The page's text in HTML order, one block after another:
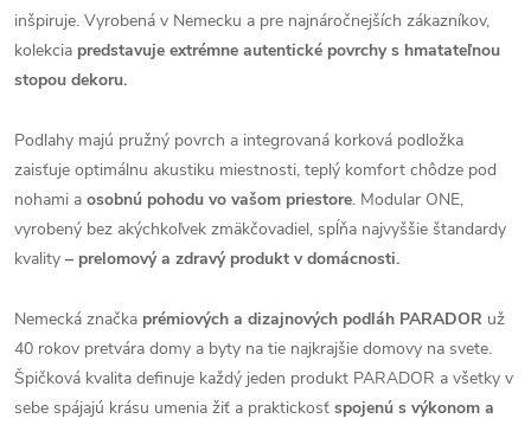
inšpiruje. Vyrobená v Nemecku a pre najnáročnejších zákazníkov,
kolekcia predstavuje extrémne autentické povrchy s hmatateľnou
stopou dekoru.
Podlahy majú pružný povrch a integrovaná korková podložka
zaisťuje optimálnu akustiku miestnosti, teplý komfort chôdze pod
nohami a osobnú pohodu vo vašom priestore. Modular ONE,
vyrobený bez akýchkoľvek zmäkčovadiel, spĺňa najvyššie štandardy
kvality – prelomový a zdravý produkt v domácnosti.
Nemecká značka prémiových a dizajnových podláh PARADOR už
40 rokov pretvára domy a byty na tie najkrajšie domovy na svete.
Špičková kvalita definuje každý jeden produkt PARADOR a všetky v
sebe spájajú krásu umenia žiť a praktickosť spojenú s výkonom a